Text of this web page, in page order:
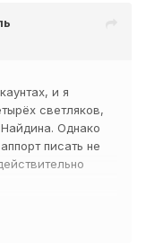
и я
светляков,
Однако
писать не